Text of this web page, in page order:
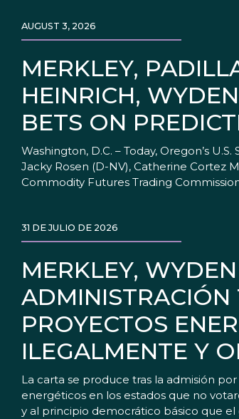
MERKLEY,
HEINRICH,
BETS ON
AUGUST 3, 2026
Washington, D.C. – Today, Oregon’s
Jacky Rosen (D-NV), Catherine Cortez
Commodity Futures Trading
MERKLEY,
ADMINISTRACIÓN
PROYECTOS
ILEGALMENTE Y
31 DE JULIO DE 2026
La carta se produce tras la admisión
energéticos en los estados que no
y al principio democrático básico que el